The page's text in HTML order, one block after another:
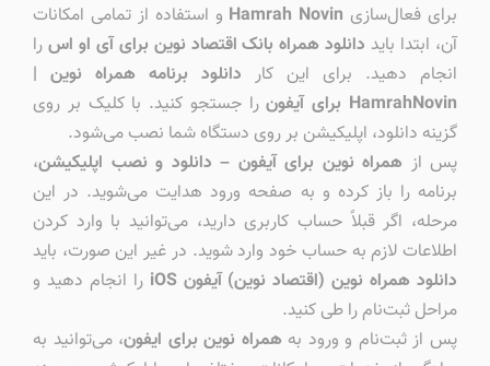
برای فعال‌سازی Hamrah Novin و استفاده از تمامی امکانات
آن، ابتدا باید دانلود همراه بانک اقتصاد نوین برای آی او اس را
انجام دهید. برای این کار دانلود برنامه همراه نوین |
HamrahNovin برای آیفون
را جستجو کنید. با کلیک بر روی
گزینه دانلود، اپلیکیشن بر روی دستگاه شما نصب می‌شود.
پس از همراه نوین برای آیفون – دانلود و نصب اپلیکیشن،
برنامه را باز کرده و به صفحه ورود هدایت می‌شوید. در این
مرحله، اگر قبلاً حساب کاربری دارید، می‌توانید با وارد کردن
اطلاعات لازم به حساب خود وارد شوید. در غیر این صورت، باید
دانلود همراه نوین (اقتصاد نوین) آیفون iOS
را انجام دهید و
مراحل ثبت‌نام را طی کنید.
پس از ثبت‌نام و ورود به همراه نوین برای ایفون، می‌توانید به